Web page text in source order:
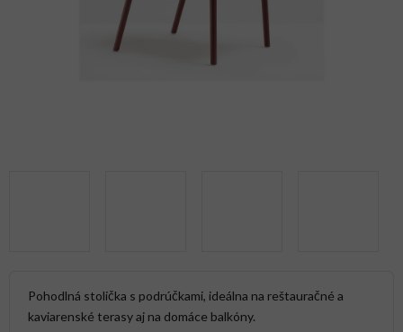
Pohodlná stolička s podrúčkami, ideálna na reštauračné a
kaviarenské terasy aj na domáce balkóny.